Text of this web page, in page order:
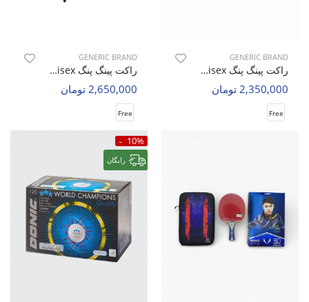
GENERIC BRAND
راکت پینگ پنگ Unisex بدون برند Fast Blade U
2,350,000 تومان
Free
GENERIC BRAND
راکت پینگ پنگ Unisex بدون برند Spin Force U
2,650,000 تومان
Free
10%
رایگان